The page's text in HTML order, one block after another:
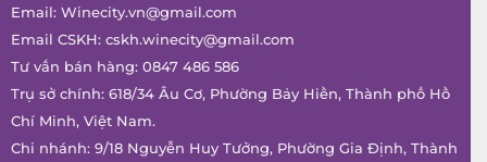
Email: Winecity.vn@gmail.com
Email CSKH: cskh.winecity@gmail.com
Tư vấn bán hàng: 0847 486 586
Trụ sở chính: 618/34 Âu Cơ, Phường Bảy Hiền, Thành phố Hồ
Chí Minh, Việt Nam.
Chi nhánh: 9/18 Nguyễn Huy Tưởng, Phường Gia Định, Thành